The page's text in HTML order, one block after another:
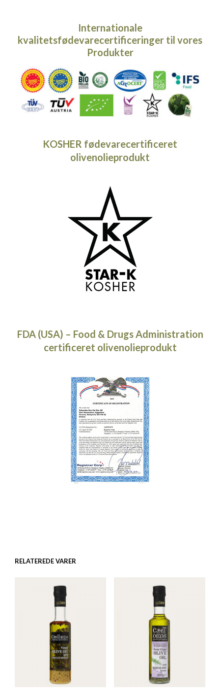
Internationale
kvalitetsfødevarecertificeringer til vores
Produkter
KOSHER fødevarecertificeret
olivenolieprodukt
FDA (USA) – Food & Drugs Administration
certificeret olivenolieprodukt
RELATEREDE VARER